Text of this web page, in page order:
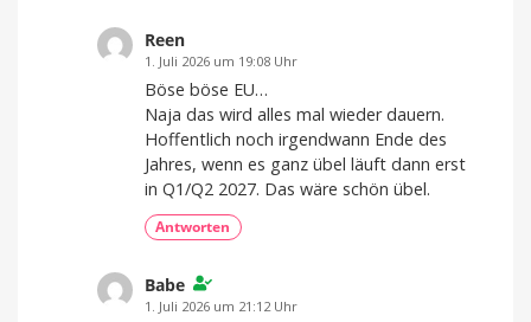
Reen
1. Juli 2026 um 19:08 Uhr
Böse böse EU…
Naja das wird alles mal wieder dauern.
Hoffentlich noch irgendwann Ende des
Jahres, wenn es ganz übel läuft dann erst
in Q1/Q2 2027. Das wäre schön übel.
Antworten
Babe
1. Juli 2026 um 21:12 Uhr